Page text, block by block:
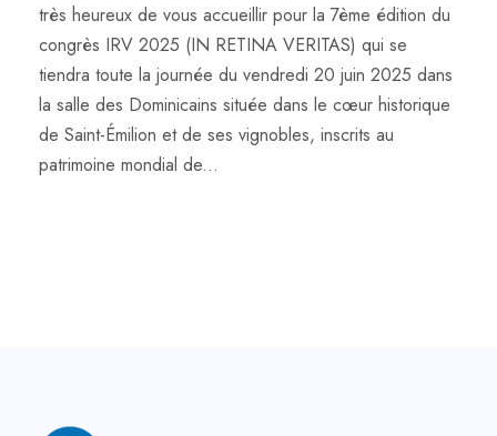
très heureux de vous accueillir pour la 7ème édition du
congrès IRV 2025 (IN RETINA VERITAS) qui se
tiendra toute la journée du vendredi 20 juin 2025 dans
la salle des Dominicains située dans le cœur historique
de Saint-Émilion et de ses vignobles, inscrits au
patrimoine mondial de...